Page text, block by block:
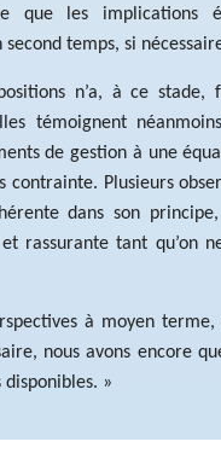
que les implications
temps, si
n’a, à ce stade,
témoignent
de gestion à une
contrainte. Plusieurs
dans son
rassurante tant qu’on
à moyen terme,
nous avons encore
disponibles. »